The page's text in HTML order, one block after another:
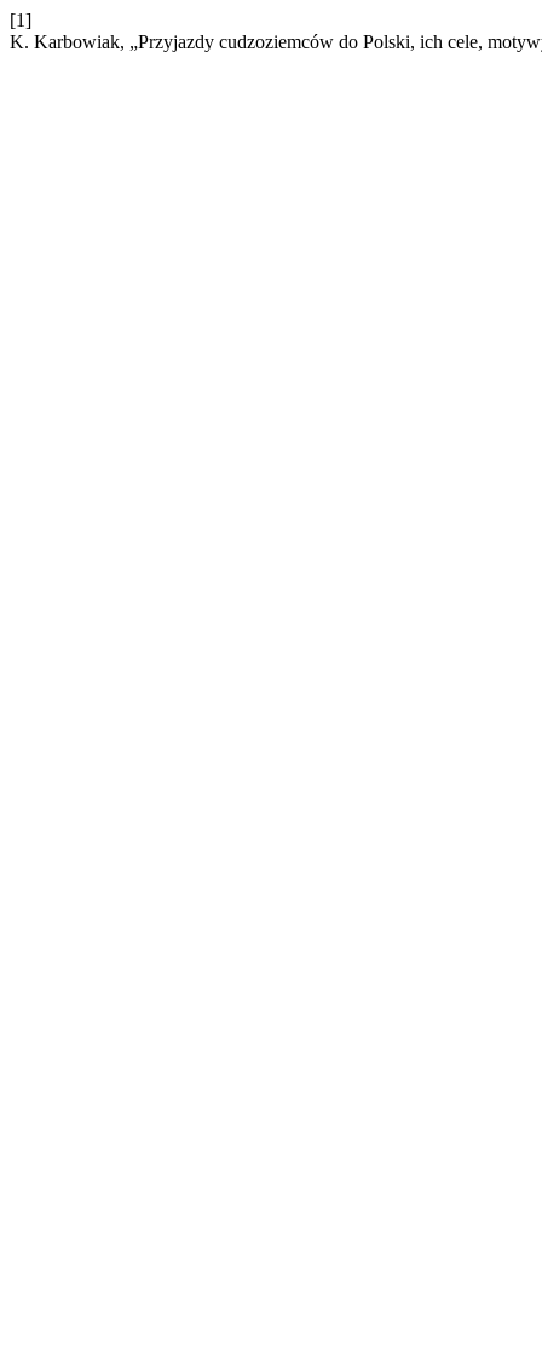
[1]
K. Karbowiak, „Przyjazdy cudzoziemców do Polski, ich cele,